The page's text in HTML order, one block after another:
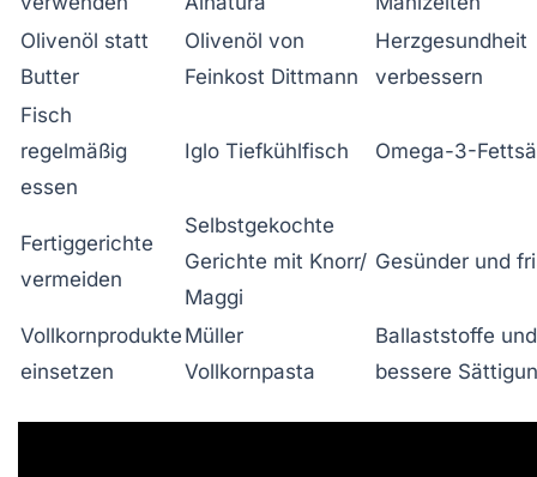
Olivenöl statt
Butter
Olivenöl von
Feinkost Dittmann
Herzgesundheit
verbessern
Fisch
regelmäßig
essen
Iglo Tiefkühlfisch Omega-3-
Fertiggerichte
vermeiden
Selbstgekochte
Gerichte mit Knorr/
Maggi
Gesünder und
Vollkornprodukte
einsetzen
Müller
Vollkornpasta
Ballaststoffe und
bessere